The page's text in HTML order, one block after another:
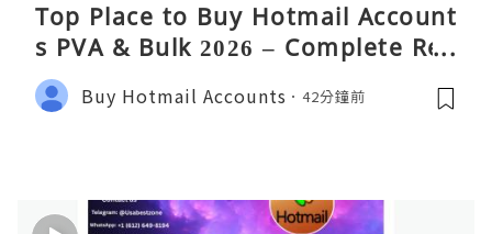
Top Place to Buy Hotmail Account
s PVA & Bulk 2026 – Complete Rea
lity Guide
Buy Hotmail Accounts 42分鐘前